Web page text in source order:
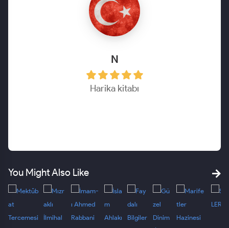
N
Harika kitabı
You Might Also Like